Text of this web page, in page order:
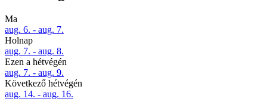
Ma
aug. 6. - aug. 7.
Holnap
aug. 7. - aug. 8.
Ezen a hétvégén
aug. 7. - aug. 9.
Következő hétvégén
aug. 14. - aug. 16.